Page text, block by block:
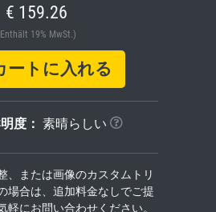
€ 159.26
19% MwSt.)
トに入れる
度： 素晴らしい
、または画像のカスタムトリ
場合は、追加料金なしでご提
軽にお問い合わせください。